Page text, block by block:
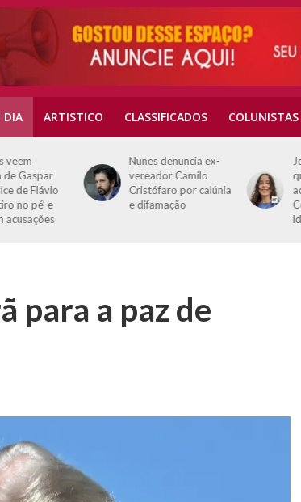
DIA ARTISTICO CLASSIFICADOS COLUNISTAS
veem
de Gaspar
de Flávio
no pé’ e
acusações
Nunes denuncia ex-
vereador Camilo
Cristófaro por calúnia
e difamação
para a paz de